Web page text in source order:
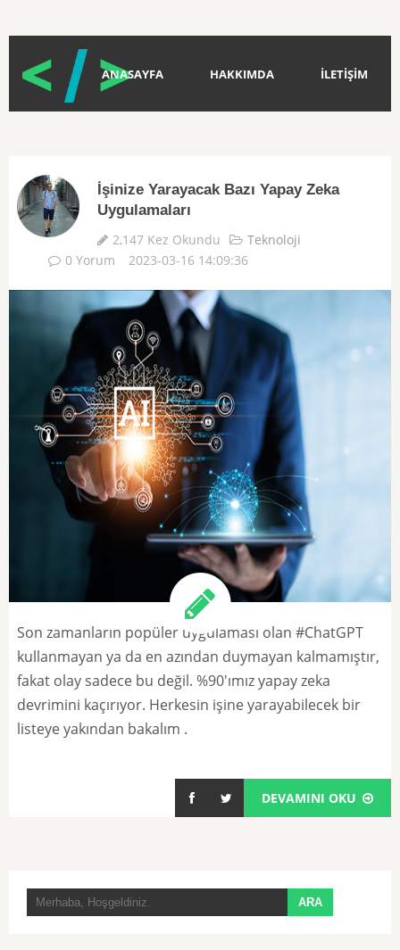
ANASAYFA HAKKIMDA İLETİŞİM
İşinize Yarayacak Bazı Yapay Zeka
Uygulamaları
2,147 Kez Okundu
Teknoloji
0 Yorum
2023-03-16 14:09:36
Son zamanların popüler uygulaması olan #ChatGPT
kullanmayan ya da en azından duymayan kalmamıştır,
fakat olay sadece bu değil. %90'ımız yapay zeka
devrimini kaçırıyor. Herkesin işine yarayabilecek bir
listeye yakından bakalım .
DEVAMINI OKU